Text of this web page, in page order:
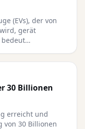
(EVs), der von
gerät
bedeut…
30 Billionen
erreicht und
von 30 Billionen